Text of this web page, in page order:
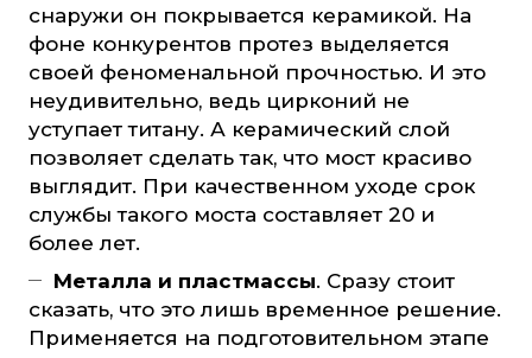
снаружи он покрывается керамикой. На
фоне конкурентов протез выделяется
своей феноменальной прочностью. И это
неудивительно, ведь цирконий не
уступает титану. А керамический слой
позволяет сделать так, что мост красиво
выглядит. При качественном уходе срок
службы такого моста составляет 20 и
более лет.
Металла и пластмассы. Сразу стоит
сказать, что это лишь временное решение.
Применяется на подготовительном этапе